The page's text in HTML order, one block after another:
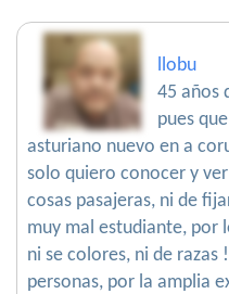
llobu
45 años
pues
asturiano nuevo en a
solo quiero conocer y
cosas pasajeras, ni de
muy mal estudiante, por
ni se colores, ni de
personas, por la amplia